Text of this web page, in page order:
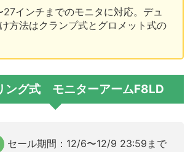
27インチまでのモニタに対応。デュ
方法はクランプ式とグロメット式の
ング式 モニターアームF8LD
セール期間：12/6〜12/9 23:59まで